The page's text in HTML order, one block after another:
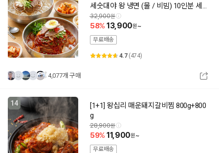
세숫대야 왕 냉면 (물 / 비빔) 10인분 세
트
32,900
58 13,900
~
무료배송
4.7 (474)
4,077개 구매
14
[1+1] 왕십리 매운돼지갈비찜 800g+800
g
28,900
59 11,900
~
무료배송